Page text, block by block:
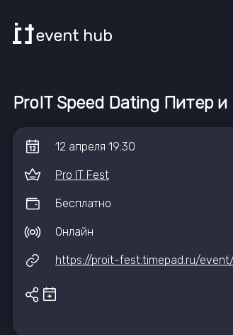
ProIT Speed Dating Питер
12 апреля 19:30
Pro IT Fest
Бесплатно
Онлайн
https://proit-fest.timepad.ru/